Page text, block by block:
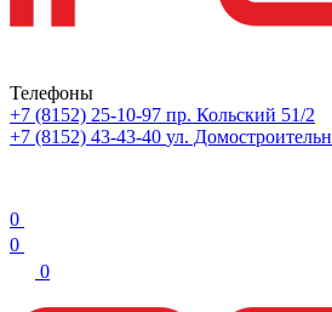
Телефоны
+7 (8152) 25-10-97 пр. Кольский 51/2
+7 (8152) 43-43-40 ул.
0
0
0